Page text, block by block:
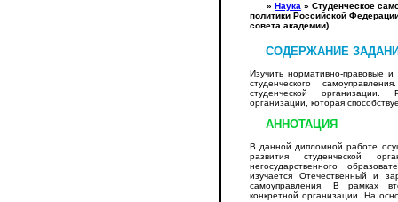
» Наука » Студенческое
политики Российской
совета академии)
СОДЕРЖАНИЕ
Изучить нормативно-правовые
студенческого
студенческой организации.
организации, которая
АННОТАЦИЯ
В данной дипломной работе
развития студенческой
негосударственного
изучается Отечественный и
самоуправления. В рамках
конкретной организации. На